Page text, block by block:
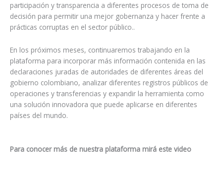
participación y transparencia a diferentes procesos de toma de
decisión para permitir una mejor gobernanza y hacer frente a
prácticas corruptas en el sector público..
En los próximos meses, continuaremos trabajando en la
plataforma para incorporar más información contenida en las
declaraciones juradas de autoridades de diferentes áreas del
gobierno colombiano, analizar diferentes registros públicos de
operaciones y transferencias y expandir la herramienta como
una solución innovadora que puede aplicarse en diferentes
países del mundo.
Para conocer más de nuestra plataforma mirá este video